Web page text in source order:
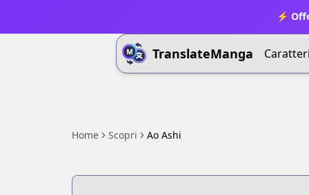
⚡
TranslateManga
Home Scopri Ao Ashi